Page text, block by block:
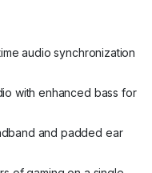
audio synchronization
with enhanced bass for
and padded ear